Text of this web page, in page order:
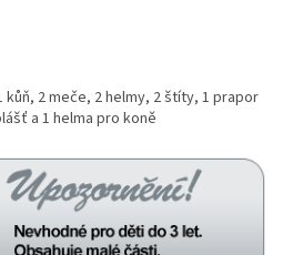
kůň, 2 meče, 2 helmy, 2 štíty, 1 prapor
a 1 helma pro koně